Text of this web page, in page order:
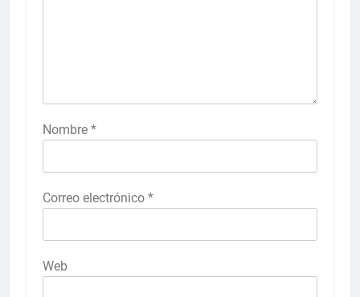
Nombre *
Correo electrónico *
Web